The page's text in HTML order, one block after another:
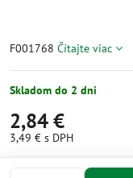
F001768 Čítajte viac
Skladom do 2 dni
2,84 €
3,49 € s DPH